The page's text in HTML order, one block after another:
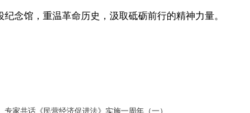
念馆，重温革命历史，汲取砥砺前行的精神力量。
家共话《民营经济促进法》实施一周年（一）